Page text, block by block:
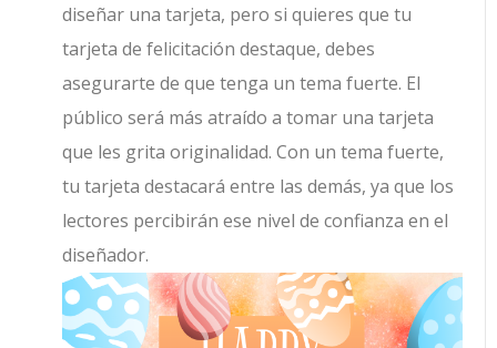
diseñar una tarjeta, pero si quieres que tu
tarjeta de felicitación destaque, debes
asegurarte de que tenga un tema fuerte. El
público será más atraído a tomar una tarjeta
que les grita originalidad. Con un tema fuerte,
tu tarjeta destacará entre las demás, ya que los
lectores percibirán ese nivel de confianza en el
diseñador.